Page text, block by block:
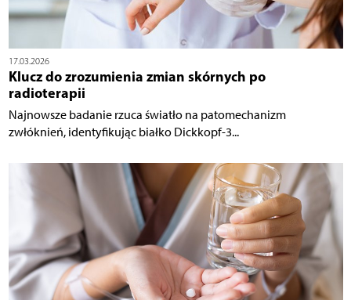
17.03.2026
Klucz do zrozumienia zmian skórnych po
radioterapii
Najnowsze badanie rzuca światło na patomechanizm
zwłóknień, identyfikując białko Dickkopf-3...